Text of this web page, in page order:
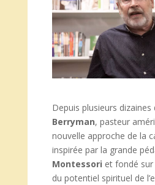
Depuis plusieurs dizaines
Berryman, pasteur
nouvelle approche de la
inspirée par la grande
Montessori et fondé
du potentiel spirituel de